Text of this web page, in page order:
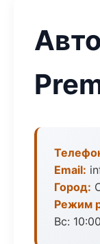
Email:
Город:
Режим
Вс: